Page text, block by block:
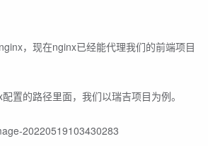
，现在nginx已经能代理我们的前端项目
置的路径里面，我们以瑞吉项目为例。